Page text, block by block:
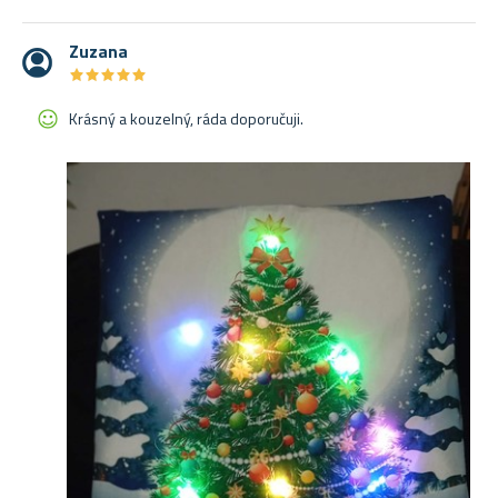
Zuzana
★★★★★
★★★★★
Krásný a kouzelný, ráda doporučuji.